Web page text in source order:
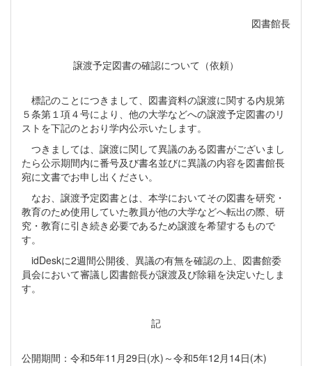
図書館長
譲渡予定図書の確認について（依頼）
標記のことにつきまして、図書資料の譲渡に関する内規第
５条第１項４号により、他の大学などへの譲渡予定図書のリ
ストを下記のとおり学内公示いたします。
つきましては、譲渡に関して異議のある図書がございまし
たら公示期間内に番号及び書名並びに異議の内容を図書館長
宛に文書でお申し出ください。
なお、譲渡予定図書とは、本学においてその図書を研究・
教育のため使用していた教員が他の大学などへ転出の際、研
究・教育に引き続き必要であるため譲渡を希望するもので
す。
idDeskに2週間公開後、異議の有無を確認の上、図書館委
員会において審議し図書館長が譲渡及び除籍を決定いたしま
す。
記
公開期間：令和5年11月29日(水)～令和5年12月14日(木)